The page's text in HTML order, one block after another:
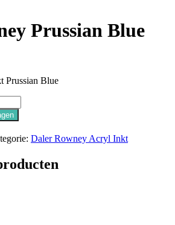
Prussian Blue
Prussian Blue
Daler Rowney Acryl Inkt